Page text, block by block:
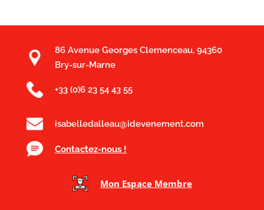
86 Avenue Georges Clemenceau, 94360
Bry-sur-Marne
+33 (0)6 23 54 43 55
isabelledalleau@idevenement.com
Contactez-nous !
Mon Espace Membre